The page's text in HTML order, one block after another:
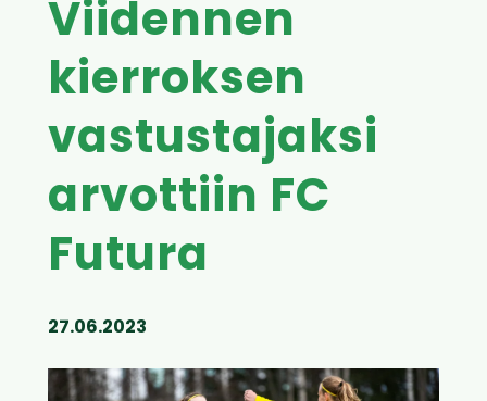
Viidennen
kierroksen
vastustajaksi
arvottiin FC
Futura
27.06.2023